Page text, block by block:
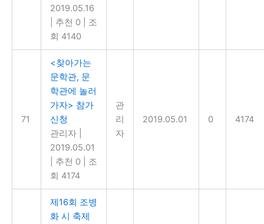
2019.05.16
추천 0
조
회 4140
71
<찾아가는
문학관, 문
학관에 놀러
가자> 참가
신청
관리자
2019.05.01
추천 0
조
회 4174
관
리
자
2019.05.01 0 4174
제16회 조병
화 시 축제